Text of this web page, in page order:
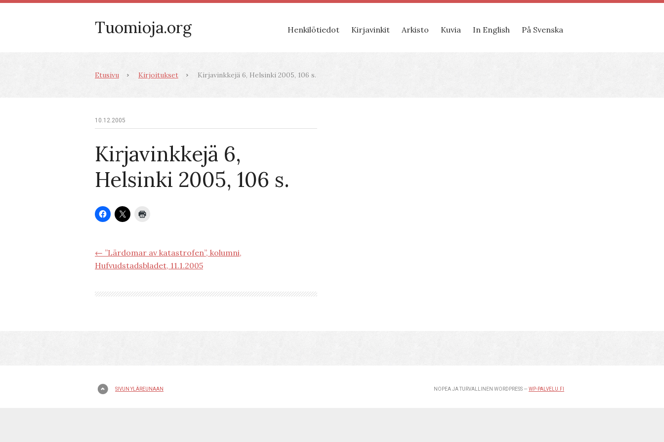
Tuomioja.org Henkilötiedot Kirjavinkit Arkisto Kuvia In English På Svenska
Etusivu Kirjoitukset Kirjavinkkejä 6, Helsinki 2005, 106 s.
10.12.2005
Kirjavinkkejä 6,
Helsinki 2005, 106 s.
← ”Lärdomar av katastrofen”, kolumni,
Hufvudstadsbladet, 11.1.2005
NOPEA JA TURVALLINEN WORDPRESS — WP-PALVELU.FI
SIVUN YLÄREUNAAN